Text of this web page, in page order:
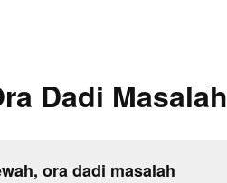
Dadi Masalah
ora dadi masalah